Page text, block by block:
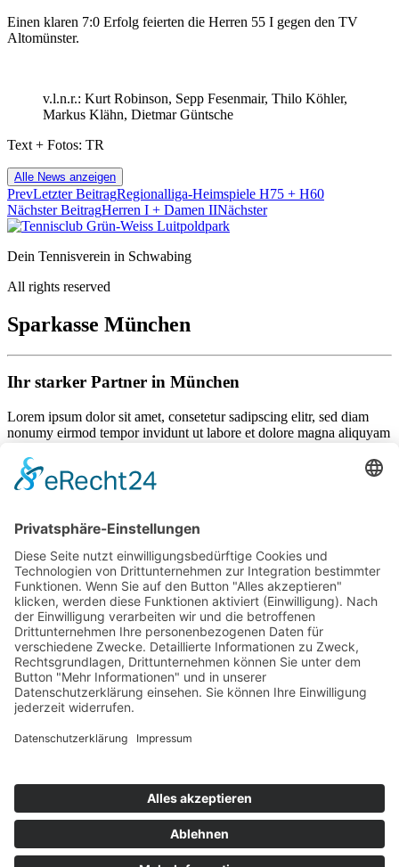
Einen klaren 7:0 Erfolg feierten die Herren 55 I gegen den TV
Altomünster.
v.l.n.r.: Kurt Robinson, Sepp Fesenmair, Thilo Köhler,
Markus Klähn, Dietmar Güntsche
Text + Fotos: TR
Alle News anzeigen
PrevLetzter BeitragRegionalliga-Heimspiele H75 + H60
Nächster BeitragHerren I + Damen IINächster
Dein Tennisverein in Schwabing
All rights reserved
Sparkasse München
Ihr starker Partner in München
Lorem ipsum dolor sit amet, consetetur sadipscing elitr, sed diam
nonumy eirmod tempor invidunt ut labore et dolore magna aliquyam
et ea rebum. Stet clita kasd gubergren, no sea takimata sanctus est
Lorem ipsum dolor sit amet.
Wir freuen uns auf Ihren Besuch!
Mannschaften
News
Sponsoren
Vorstand / Verein
Historie
Social Life
Mannschaften
Sponsoren
Historie